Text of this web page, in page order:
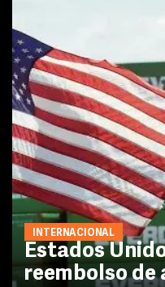
INTERNACIONAL
Estados
reembolso de